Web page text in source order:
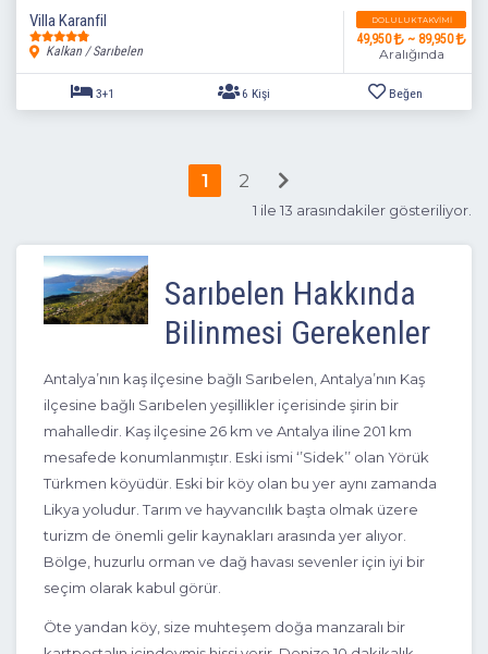
2+1 4 Kişi
Villa Karanfil
Kalkan / Sarıbelen
DOLULUK TAKVIMI
49,950 ~ 89,950
Aralığında
1 2
1 ile 13 arasındakiler gösteriliyor.
Sarıbelen Hakkında
Bilinmesi Gerekenler
Antalya’nın kaş ilçesine bağlı Sarıbelen, Antalya’nın Kaş
ilçesine bağlı Sarıbelen yeşillikler içerisinde şirin bir
mahalledir. Kaş ilçesine 26 km ve Antalya iline 201 km
mesafede konumlanmıştır. Eski ismi ‘’Sidek’’ olan Yörük
Türkmen köyüdür. Eski bir köy olan bu yer aynı zamanda
Likya yoludur. Tarım ve hayvancılık başta olmak üzere
turizm de önemli gelir kaynakları arasında yer alıyor.
Bölge, huzurlu orman ve dağ havası sevenler için iyi bir
seçim olarak kabul görür.
Öte yandan köy, size muhteşem doğa manzaralı bir